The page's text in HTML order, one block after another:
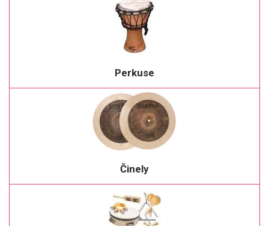
Perkuse
Činely